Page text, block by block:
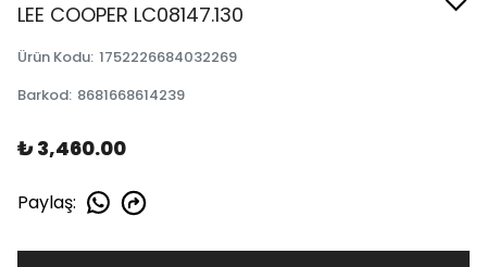
LEE COOPER LC08147.130
Ürün Kodu: 1752226684032269
Barkod: 8681668614239
₺ 3,460.00
Paylaş: